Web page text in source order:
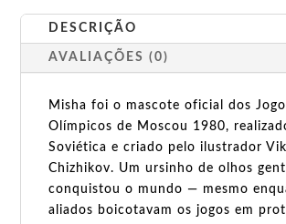
DESCRIÇÃO
AVALIAÇÕES (0)
Misha foi o mascote oficial dos
Olímpicos de Moscou 1980,
Soviética e criado pelo ilustrador
Chizhikov. Um ursinho de olhos
conquistou o mundo — mesmo
aliados boicotavam os jogos em